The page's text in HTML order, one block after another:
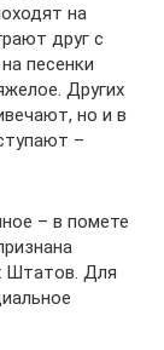
на
друг с
песенки
Других
но и в
–
– в помете
Штатов. Для